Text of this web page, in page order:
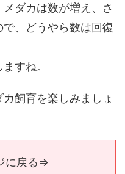
ダカは数が増え、さ
、どうやら数は回復
すね。
飼育を楽しみましょ
に戻る⇒